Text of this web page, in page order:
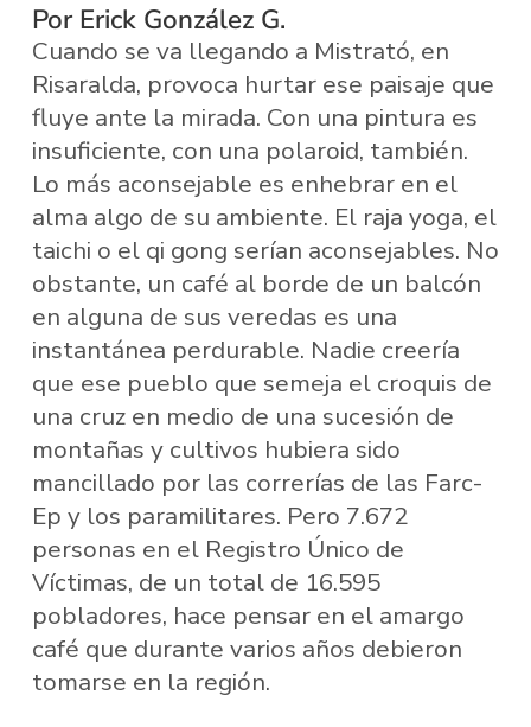
Por Erick González G.
Cuando se va llegando a Mistrató, en
Risaralda, provoca hurtar ese paisaje que
fluye ante la mirada. Con una pintura es
insuficiente, con una polaroid, también.
Lo más aconsejable es enhebrar en el
alma algo de su ambiente. El raja yoga, el
taichi o el qi gong serían aconsejables. No
obstante, un café al borde de un balcón
en alguna de sus veredas es una
instantánea perdurable. Nadie creería
que ese pueblo que semeja el croquis de
una cruz en medio de una sucesión de
montañas y cultivos hubiera sido
mancillado por las correrías de las Farc-
Ep y los paramilitares. Pero 7.672
personas en el Registro Único de
Víctimas, de un total de 16.595
pobladores, hace pensar en el amargo
café que durante varios años debieron
tomarse en la región.